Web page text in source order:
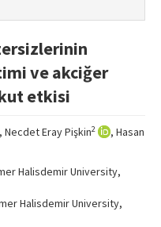
ve akciğer
etkisi
, Necdet Eray Pişkin2
, Hasan
Halisdemir University,
Halisdemir University,